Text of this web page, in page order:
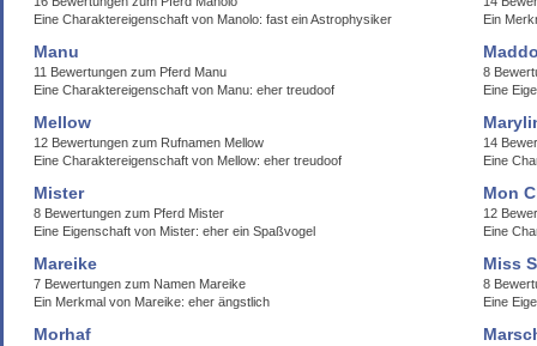
Eine Charaktereigenschaft von Manolo: fast ein Astrophysiker
Ein
Manu
11 Bewertungen zum Pferd Manu
Eine Charaktereigenschaft von Manu: eher treudoof
8
Eine
Mellow
12 Bewertungen zum Rufnamen Mellow
Eine Charaktereigenschaft von Mellow: eher treudoof
14
Eine
Mister
8 Bewertungen zum Pferd Mister
Eine Eigenschaft von Mister: eher ein Spaßvogel
Mon
12
Eine
Mareike
7 Bewertungen zum Namen Mareike
Ein Merkmal von Mareike: eher ängstlich
Miss
8
Eine
Morhaf